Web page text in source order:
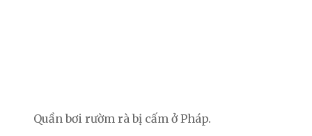
Quần bơi rườm rà bị cấm ở Pháp.